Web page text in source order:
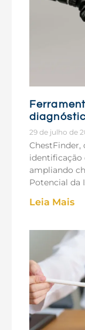
29 de julho de
ChestFinder,
identificação
ampliando
Potencial da
Leia Mais